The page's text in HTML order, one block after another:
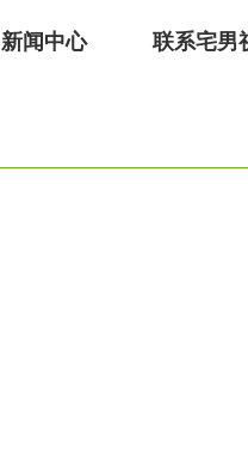
新闻中心 联系宅男